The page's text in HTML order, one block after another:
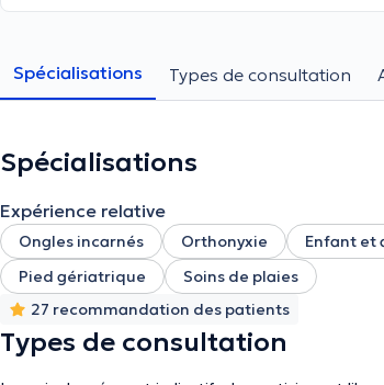
Spécialisations Types de consultation
Spécialisations
Expérience relative
Ongles incarnés Orthonyxie Enfant et
Pied gériatrique
Soins de plaies
27 recommandation des patients
Types de consultation